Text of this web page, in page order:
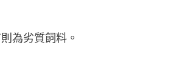
為劣質飼料。